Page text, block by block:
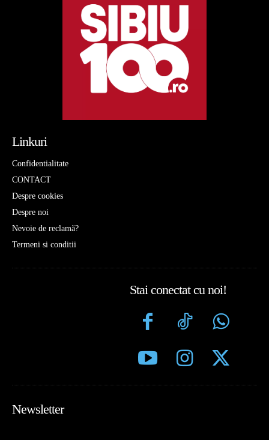
Linkuri
Confidentialitate
CONTACT
Despre cookies
Despre noi
Nevoie de reclamă?
Termeni si conditii
Stai conectat cu noi!
Newsletter